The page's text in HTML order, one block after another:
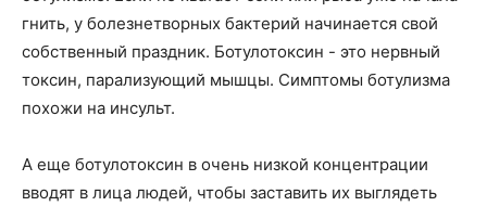
гнить, у болезнетворных бактерий начинается свой
собственный праздник. Ботулотоксин - это нервный
токсин, парализующий мышцы. Симптомы ботулизма
похожи на инсульт.
А еще ботулотоксин в очень низкой концентрации
вводят в лица людей, чтобы заставить их выглядеть